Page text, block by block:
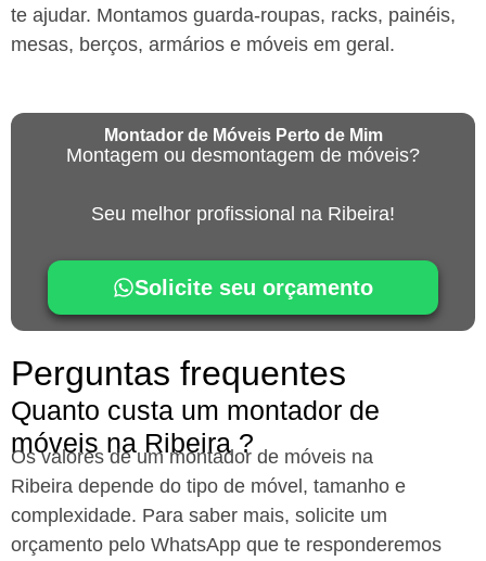
te ajudar. Montamos guarda-roupas, racks, painéis,
mesas, berços, armários e móveis em geral.
Montador de Móveis Perto de Mim
Montagem ou desmontagem de móveis?
Seu melhor profissional na Ribeira!
Solicite seu orçamento
Perguntas frequentes
Quanto custa um montador de
móveis na Ribeira ?
Os valores de um montador de móveis na
Ribeira depende do tipo de móvel, tamanho e
complexidade. Para saber mais, solicite um
orçamento pelo WhatsApp que te responderemos